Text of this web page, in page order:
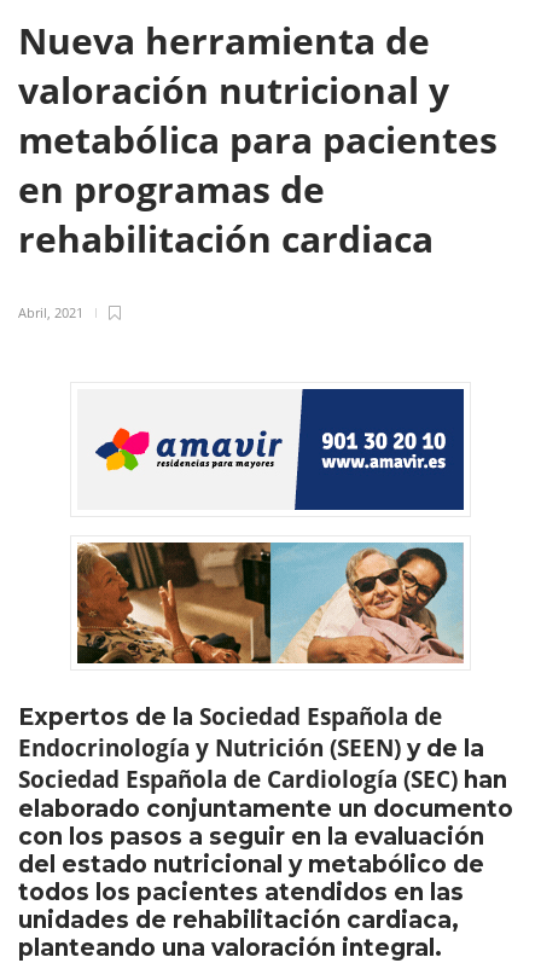
Nueva herramienta de
valoración nutricional y
metabólica para pacientes
en programas de
rehabilitación cardiaca
Abril, 2021
Expertos de la Sociedad Española de
Endocrinología y Nutrición (SEEN) y de la
Sociedad Española de Cardiología (SEC) han
elaborado conjuntamente un documento
con los pasos a seguir en la evaluación
del estado nutricional y metabólico de
todos los pacientes atendidos en las
unidades de rehabilitación cardiaca,
planteando una valoración integral.